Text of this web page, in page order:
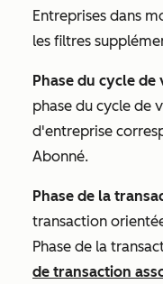
Entreprises dans
les filtres
Phase du cycle de
phase du cycle de
d'entreprise
Abonné.
Phase de la
transaction
Phase de la
de transaction